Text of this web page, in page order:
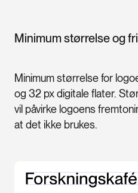
Minimum størrelse og
Minimum størrelse for
og 32 px digitale flater.
vil påvirke logoens
at det ikke brukes.